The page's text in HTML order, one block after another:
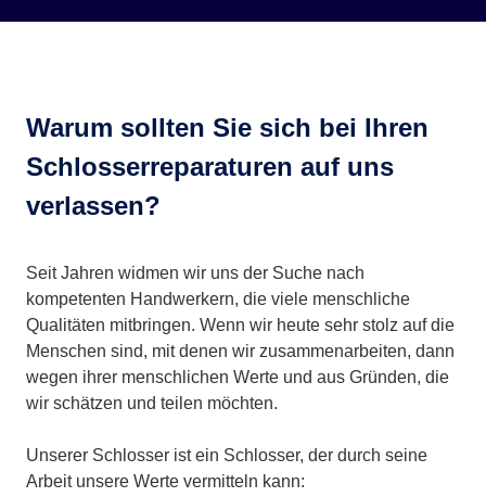
Warum sollten Sie sich bei Ihren
Schlosserreparaturen auf uns
verlassen?
Seit Jahren widmen wir uns der Suche nach
kompetenten Handwerkern, die viele menschliche
Qualitäten mitbringen. Wenn wir heute sehr stolz auf die
Menschen sind, mit denen wir zusammenarbeiten, dann
wegen ihrer menschlichen Werte und aus Gründen, die
wir schätzen und teilen möchten.
Unserer Schlosser ist ein Schlosser, der durch seine
Arbeit unsere Werte vermitteln kann: